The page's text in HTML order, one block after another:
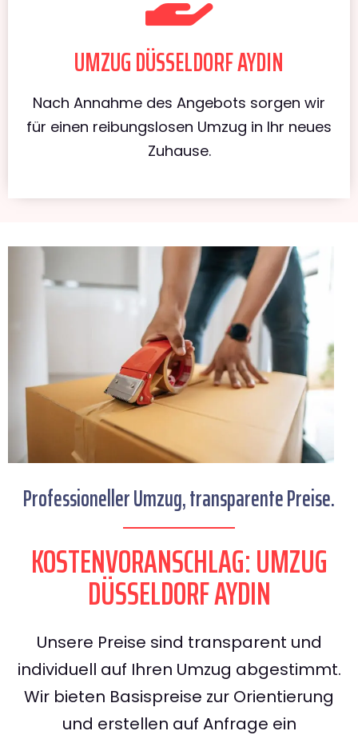
UMZUG DÜSSELDORF AYDIN
Nach Annahme des Angebots sorgen wir
für einen reibungslosen Umzug in Ihr neues
Zuhause.
Professioneller Umzug, transparente Preise.
KOSTENVORANSCHLAG: UMZUG
DÜSSELDORF AYDIN
Unsere Preise sind transparent und
individuell auf Ihren Umzug abgestimmt.
Wir bieten Basispreise zur Orientierung
und erstellen auf Anfrage ein